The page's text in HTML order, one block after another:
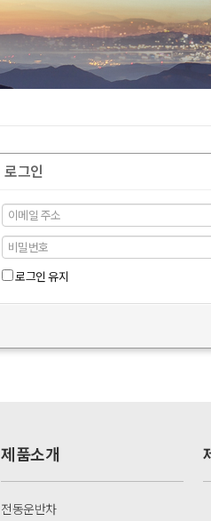
로그인
로그인 유지
제품소개
전동운반차